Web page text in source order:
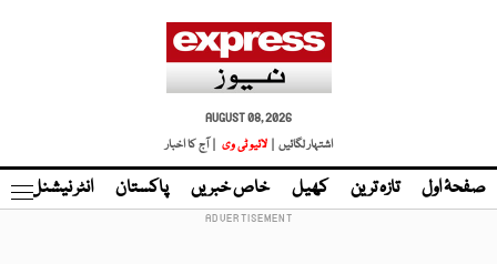
AUGUST 08, 2026
اشتہار لگائیں |
لائیو ٹی وی | آج کا اخبار
صفحۂ اول تازہ ترین کھیل خاص خبریں پاکستان انٹر نیشنل